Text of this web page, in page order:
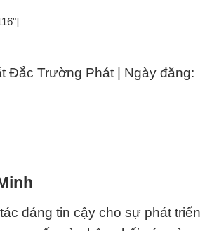
Đắc Trường Phát | Ngày đăng:
đáng tin cậy cho sự phát triển